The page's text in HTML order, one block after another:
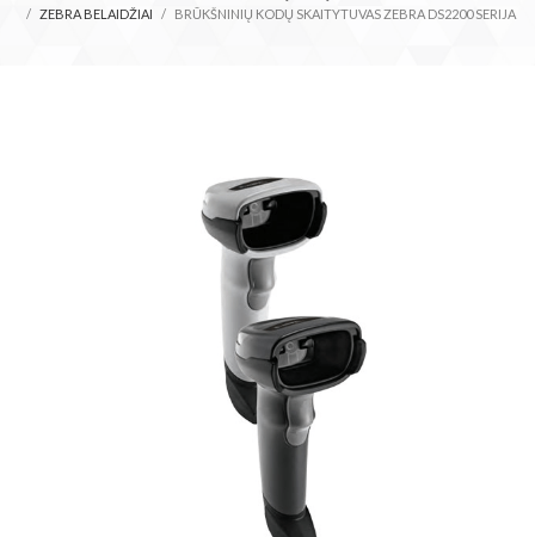
ZEBRA BELAIDŽIAI
BRŪKŠNINIŲ KODŲ SKAITYTUVAS ZEBRA DS2200 SERIJA